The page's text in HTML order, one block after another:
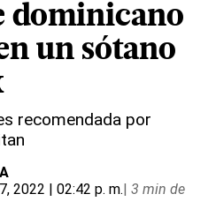
dominicano
un sótano
recomendada por
2022 | 02:42 p. m.| 3 min de